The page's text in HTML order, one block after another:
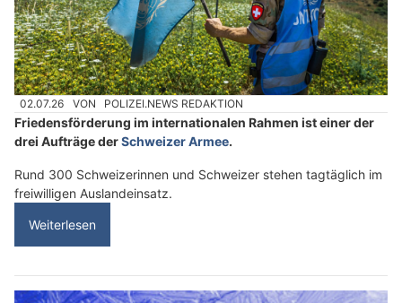
02.07.26 VON POLIZEI.NEWS REDAKTION
Friedensförderung im internationalen Rahmen ist einer der
drei Aufträge derSchweizer Armee.
Rund 300 Schweizerinnen und Schweizer stehen tagtäglich im
freiwilligen Auslandeinsatz.
Weiterlesen